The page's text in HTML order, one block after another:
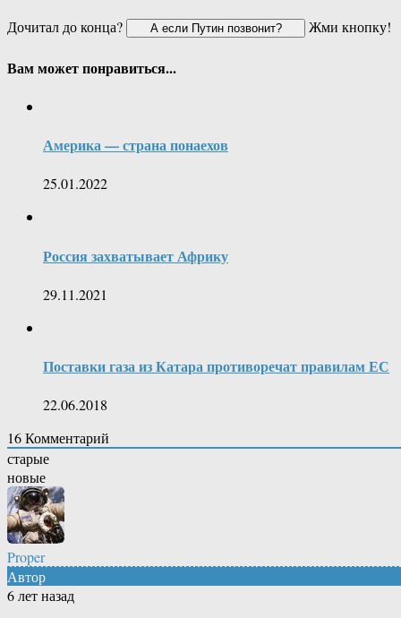
Дочитал до конца?
Жми кнопку!
Вам может понравиться...
Америка — страна понаехов
25.01.2022
Россия захватывает Африку
29.11.2021
Поставки газа из Катара противоречат правилам ЕС
22.06.2018
16Комментарий
старые
новые
Proper
Автор
6 лет назад